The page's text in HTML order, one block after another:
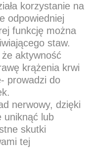
korzystanie na
odpowiedniej
funkcję można
staw.
aktywność
krążenia krwi
prowadzi do
nerwowy, dzięki
uniknąć lub
skutki
tej